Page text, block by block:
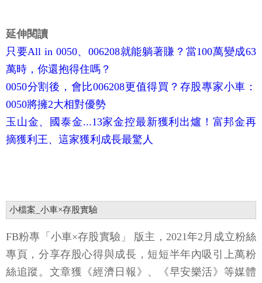
延伸閱讀
只要All in 0050、006208就能躺著賺？當100萬變成63
萬時，你還抱得住嗎？
0050分割後，會比006208更值得買？存股專家小車：
0050將擁2大相對優勢
玉山金、國泰金...13家金控最新獲利出爐！富邦金再
摘獲利王、這家獲利成長最驚人
小檔案_小車×存股實驗
FB粉專「小車×存股實驗」 版主，2021年2月成立粉絲
專頁，分享存股心得與成長，短短半年內吸引上萬粉
絲追蹤。文章獲《經濟日報》、《早安樂活》等媒體